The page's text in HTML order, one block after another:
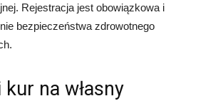
Rejestracja jest obowiązkowa i
bezpieczeństwa zdrowotnego
na własny